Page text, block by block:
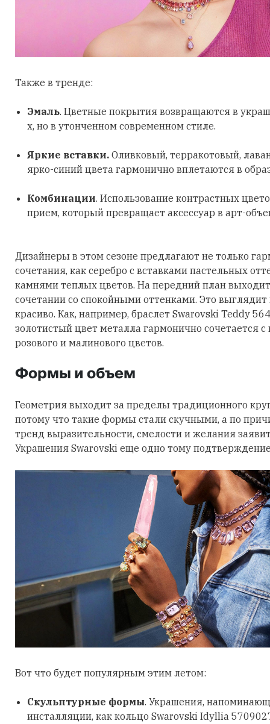
Также в тренде:
Эмаль. Цветные покрытия возвращаются в
х, но в утонченном современном стиле.
Яркие вставки. Оливковый, терракотовый,
ярко-синий цвета гармонично вплетаются в
Комбинации. Использование контрастных
прием, который превращает аксессуар в арт-
Дизайнеры в этом сезоне предлагают не только
сочетания, как серебро с вставками пастельных
камнями теплых цветов. На передний план
сочетании со спокойными оттенками. Это
красиво. Как, например, браслет Swarovski Teddy
золотистый цвет металла гармонично сочетается
розового и малинового цветов.
Формы и объем
Геометрия выходит за пределы традиционного
потому что такие формы стали скучными, а по
тренд выразительности, смелости и желания
Украшения Swarovski еще одно тому
Вот что будет популярным этим летом:
Скульптурные формы. Украшения,
инсталляции, как кольцо Swarovski Idyllia